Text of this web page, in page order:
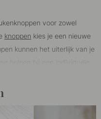
voor zowel
knoppen kies je een nieuwe
kunnen het uiterlijk van je
passen op alle soorten
Marbodal, Ballingslöv